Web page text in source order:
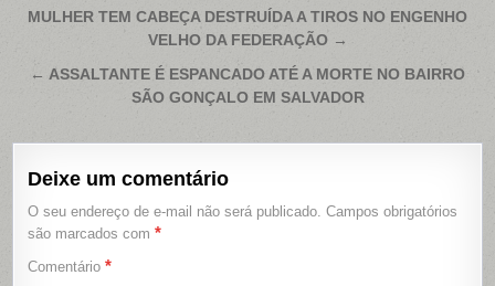
Navegação
Post
MULHER TEM CABEÇA DESTRUÍDA A TIROS NO ENGENHO
VELHO DA FEDERAÇÃO →
← ASSALTANTE É ESPANCADO ATÉ A MORTE NO BAIRRO
SÃO GONÇALO EM SALVADOR
Deixe um comentário
O seu endereço de e-mail não será publicado. Campos obrigatórios
são marcados com*
Comentário*